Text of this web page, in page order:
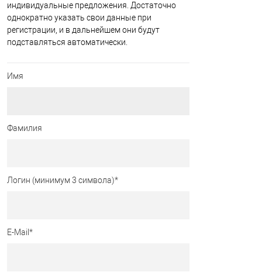
индивидуальные предложения. Достаточно
однократно указать свои данные при
регистрации, и в дальнейшем они будут
подставляться автоматически.
Имя
Фамилия
Логин (минимум 3 символа)*
E-Mail *